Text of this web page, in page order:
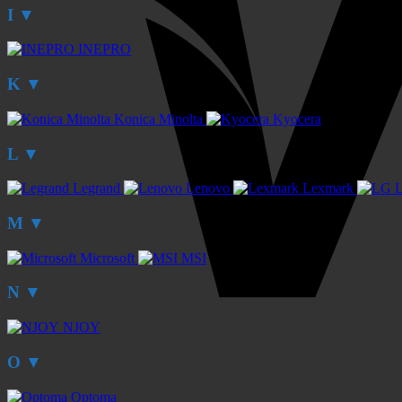
I ▼
INEPRO
K ▼
Konica Minolta Kyocera
L ▼
Legrand Lenovo Lexmark
M ▼
Microsoft MSI
N ▼
NJOY
O ▼
Optoma